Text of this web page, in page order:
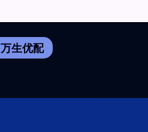
万生优配